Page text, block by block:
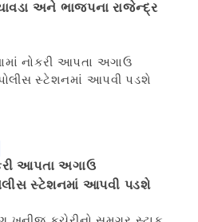
અને ભાજપના રાજેન્દ્ર
આપતા અગાઉ
સ્ટેશનમાં આપવી પડશે